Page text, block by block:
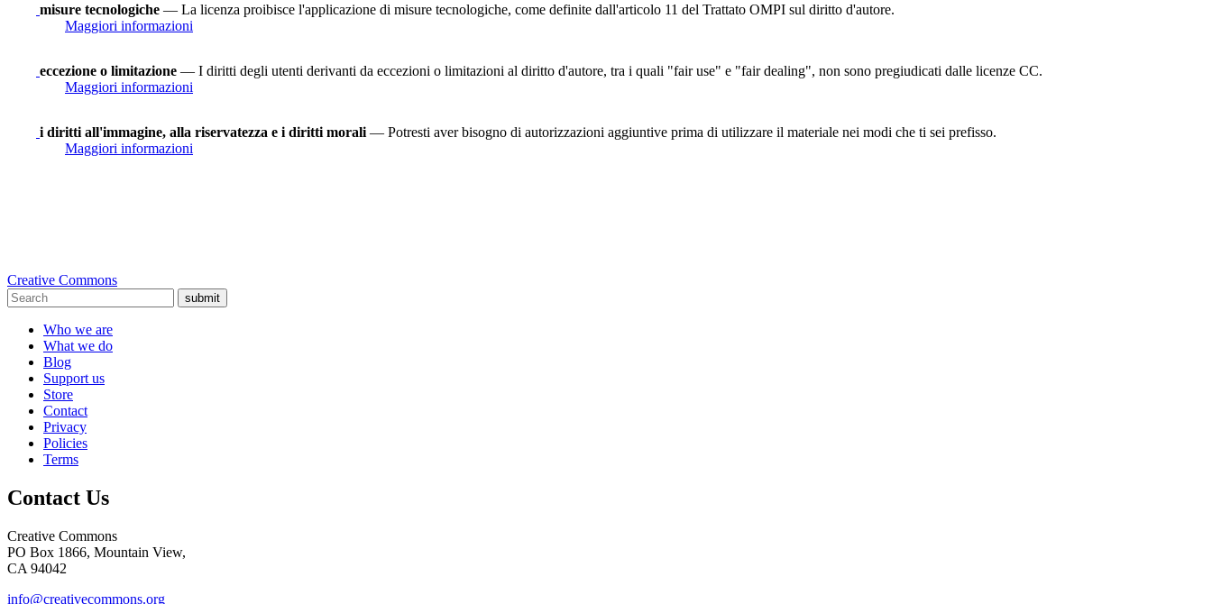
misure tecnologiche — La licenza proibisce l'applicazione di misure tecnologiche, come definite dall'articolo 11 del Trattato OMPI sul diritto d'autore.
Maggiori informazioni
eccezione o limitazione — I diritti degli utenti derivanti da eccezioni o limitazioni al diritto d'autore, tra i quali "fair use" e "fair dealing", non sono pregiudicati dalle licenze CC.
Maggiori informazioni
i diritti all'immagine, alla riservatezza e i diritti morali — Potresti aver bisogno di autorizzazioni aggiuntive prima di utilizzare il materiale nei modi che ti sei prefisso.
Maggiori informazioni
Creative Commons
submit
Who we are
What we do
Blog
Support us
Store
Contact
Privacy
Policies
Terms
Contact Us
Creative Commons
PO Box 1866, Mountain View,
CA 94042
info@creativecommons.org